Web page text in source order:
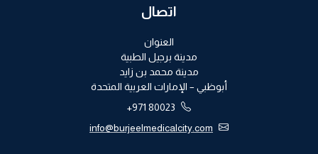
اتصال
العنوان
مدينة برجيل الطبية
مدينة محمد بن زايد
أبوظبي – الإمارات العربية المتحدة
+971 80023
info@burjeelmedicalcity.com